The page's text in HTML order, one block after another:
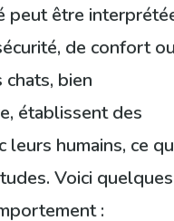
peut être
de confort
chats, bien
établissent des
leurs humains, ce
Voici quelques
: